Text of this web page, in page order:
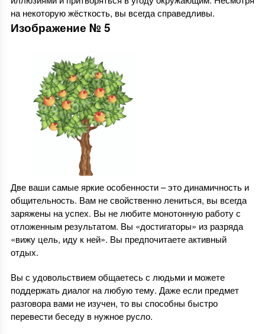
на некоторую жёсткость, вы всегда справедливы.
Изображение № 5
Две ваши самые яркие особенности – это динамичность и
общительность. Вам не свойственно лениться, вы всегда
заряжены на успех. Вы не любите монотонную работу с
отложенным результатом. Вы «достигаторы» из разряда
«вижу цель, иду к ней». Вы предпочитаете активный
отдых.
Вы с удовольствием общаетесь с людьми и можете
поддержать диалог на любую тему. Даже если предмет
разговора вами не изучен, то вы способны быстро
перевести беседу в нужное русло.